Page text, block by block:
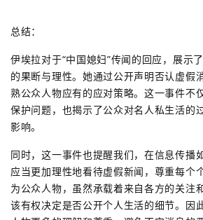
总结：
伊埃拉对于“中国媳妇”传闻的回应，展示
的果断与理性。她通过公开声明否认虚假
熟公众人物应有的应对策略。这一事件不
保护问题，也揭示了公众对名人私生活的
影响。
同时，这一事件也提醒我们，在信息传播
应当更加理性地看待虚假新闻，尊重每个
为公众人物，虽然承载着来自各方的关注
该有权决定是否公开个人生活的细节。因